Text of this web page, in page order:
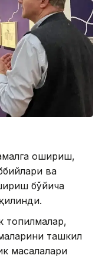
ошириш,
ва
бўйича
топилмалар,
ташкил
масалалари